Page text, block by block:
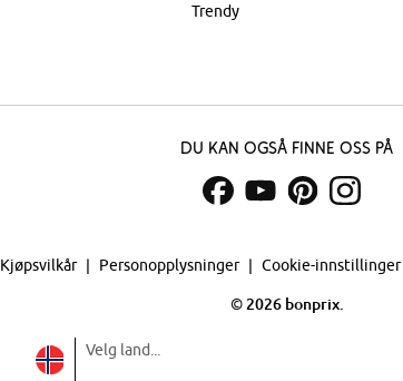
Trendy
Du kan også finne oss på
Kjøpsvilkår Personopplysninger Cookie-innstillinger
©2026 bonprix.
Velg land...